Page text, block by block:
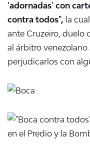
'adornadas' con
contra todos", la
ante Cruzeiro, duelo
al árbitro venezolano
perjudicarlos con